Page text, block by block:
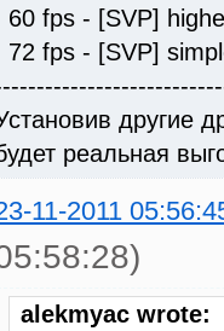
60 fps - [SVP]
72 fps - [SVP]
другие
реальная
11-2011
alekmyac wrote: